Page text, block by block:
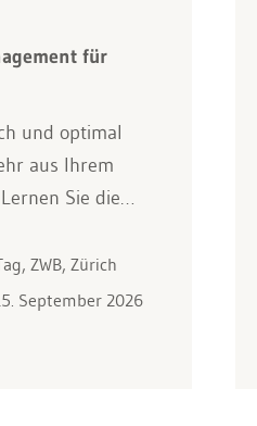
für
und optimal
aus Ihrem
Sie die…
ZWB, Zürich
September 2026